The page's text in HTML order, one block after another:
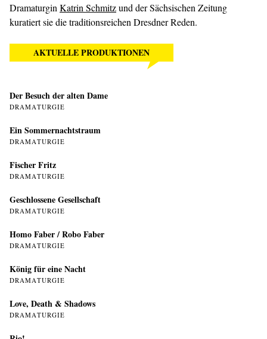
Dramaturgin Katrin Schmitzund der Sächsischen Zeitung
kuratiert sie die traditionsreichen Dresdner Reden.
AKTUELLE PRODUKTIONEN
Der Besuch der alten Dame
DRAMATURGIE
Ein Sommer­nachtstraum
DRAMATURGIE
Fischer Fritz
DRAMATURGIE
Geschlossene Gesellschaft
DRAMATURGIE
Homo Faber / Robo Faber
DRAMATURGIE
König für eine Nacht
DRAMATURGIE
Love, Death & Shadows
DRAMATURGIE